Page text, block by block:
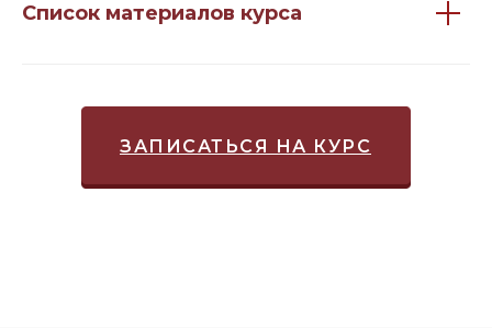
Список материалов курса
ЗАПИСАТЬСЯ НА КУРС